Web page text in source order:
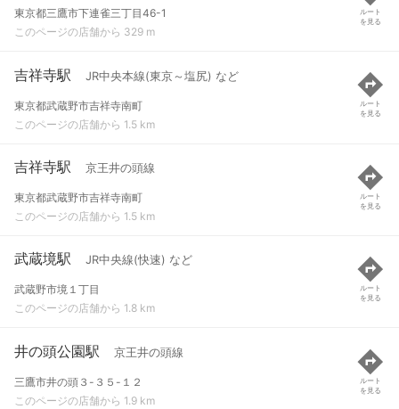
東京都三鷹市下連雀三丁目46-1
このページの店舗から 329 m
ルート
を見る
吉祥寺駅 JR中央本線(東京～塩尻) など
東京都武蔵野市吉祥寺南町
このページの店舗から 1.5 km
ルート
を見る
吉祥寺駅 京王井の頭線
東京都武蔵野市吉祥寺南町
このページの店舗から 1.5 km
ルート
を見る
武蔵境駅 JR中央線(快速) など
武蔵野市境１丁目
このページの店舗から 1.8 km
ルート
を見る
井の頭公園駅 京王井の頭線
三鷹市井の頭３-３５-１２
このページの店舗から 1.9 km
ルート
を見る